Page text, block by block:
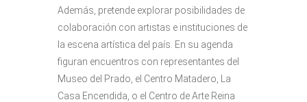
Además, pretende explorar posibilidades de
colaboración con artistas e instituciones de
la escena artística del país. En su agenda
figuran encuentros con representantes del
Museo del Prado, el Centro Matadero, La
Casa Encendida, o el Centro de Arte Reina